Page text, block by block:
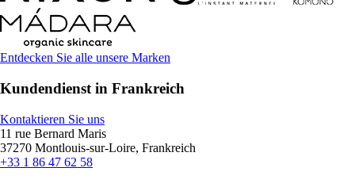
Entdecken Sie alle unsere Marken
Kundendienst in Frankreich
Kontaktieren Sie uns
11 rue Bernard Maris
37270 Montlouis-sur-Loire, Frankreich
+33 1 86 47 62 58